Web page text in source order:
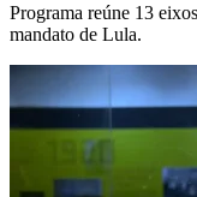
Programa reúne 13
mandato de Lula.